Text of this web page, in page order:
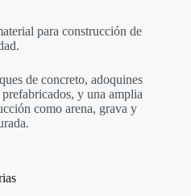
para construcción de
de concreto, adoquines
y una amplia
como arena, grava y